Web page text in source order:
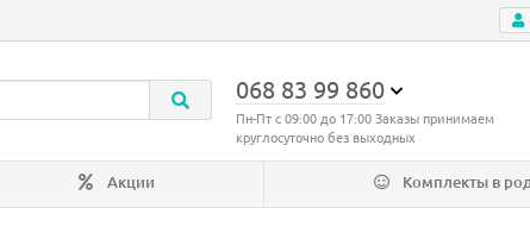
068 83 99 860
Пн-Пт с 09:00 до 17:00 Заказы принимаем
круглосуточно без выходных
Акции Комплекты в